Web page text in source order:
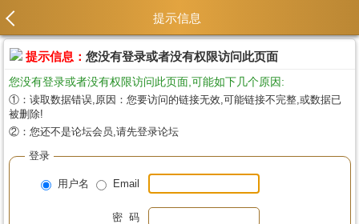
提示信息
提示信息： 您没有登录或者没有权限访问此页面
您没有登录或者没有权限访问此页面,可能如下几个原因:
①：读取数据错误,原因：您要访问的链接无效,可能链接不完整,或数据已
被删除!
②：您还不是论坛会员,请先登录论坛
登录
用户名 Email
密 码